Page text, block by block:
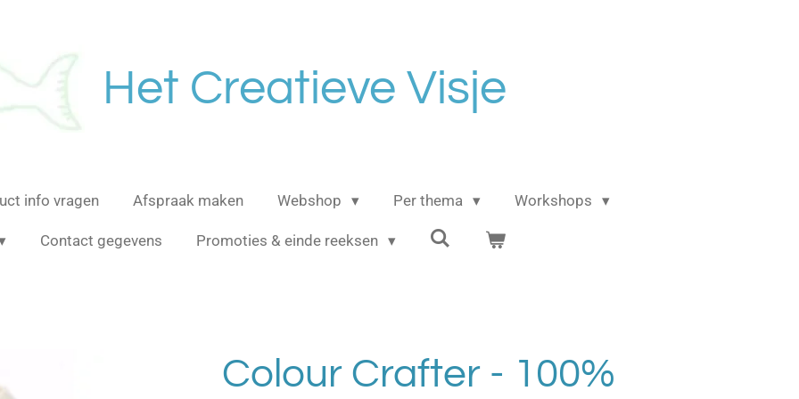
Het Creatieve Visje
info vragen Afspraak maken Webshop Per thema Workshops
Contact gegevens Promoties & einde reeksen
Colour Crafter - 100%